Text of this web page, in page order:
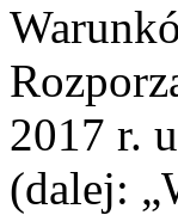
2017 r.
(dalej: